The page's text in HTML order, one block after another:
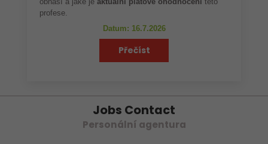
profese.
Datum: 16.7.2026
Přečíst
Jobs Contact
Personální agentura